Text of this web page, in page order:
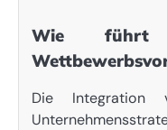
Wie führt
Die Integration